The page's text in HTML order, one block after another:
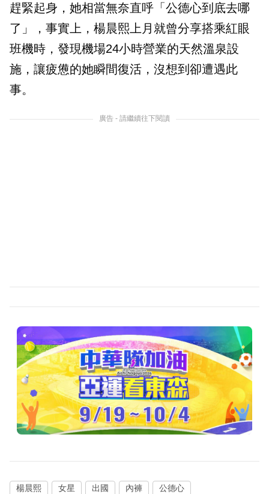
趕緊起身，她相當無奈直呼「公德心到底去哪
了」，事實上，楊晨熙上月就曾分享搭乘紅眼
班機時，發現機場24小時營業的天然溫泉設
施，讓疲憊的她瞬間復活，沒想到卻遭遇此
事。
廣告 - 請繼續往下閱讀
楊晨熙 女星 出國 內褲 公德心